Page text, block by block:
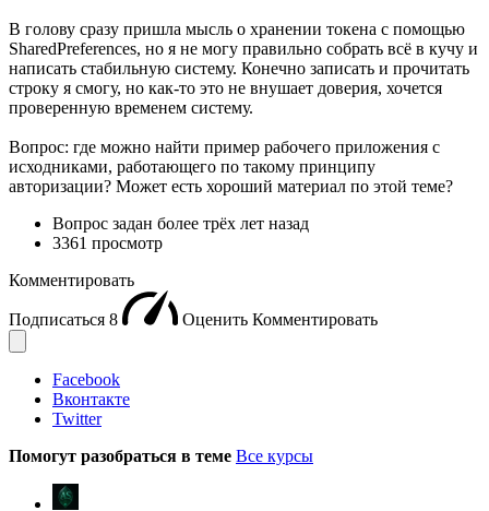
В голову сразу пришла мысль о хранении токена с помощью
SharedPreferences, но я не могу правильно собрать всё в кучу и
написать стабильную систему. Конечно записать и прочитать
строку я смогу, но как-то это не внушает доверия, хочется
проверенную временем систему.
Вопрос: где можно найти пример рабочего приложения с
исходниками, работающего по такому принципу
авторизации? Может есть хороший материал по этой теме?
Вопрос задан более трёх лет назад
3361 просмотр
Комментировать
Подписаться 8 Оценить Комментировать
Facebook
Вконтакте
Twitter
Помогут разобраться в теме Все курсы